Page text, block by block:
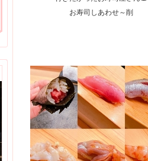
お寿司しあわせ～削